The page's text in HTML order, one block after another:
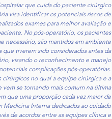
que cuida do paciente cirúrgico
visa identificar os potenciais riscos de
exames para melhor avaliação e
No pós-operatório, os pacientes
necessário, são mantidos em ambiente
tiverem sido considerados antes da
visando o reconhecimento e manejo
complicações pós-operatórias.
no qual a equipe cirúrgica e a
se tornando mais comum na última
que uma proporção cada vez maior de
Medicina Interna dedicados ao cuidado
de acordos entre as equipes clínica e